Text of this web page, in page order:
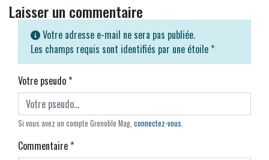
Laisser un commentaire
Votre adresse e-mail ne sera pas publiée.
Les champs requis sont identifiés par une étoile *
Votre pseudo*
Si vous avez un compte Grenoble Mag, connectez-vous.
Commentaire*